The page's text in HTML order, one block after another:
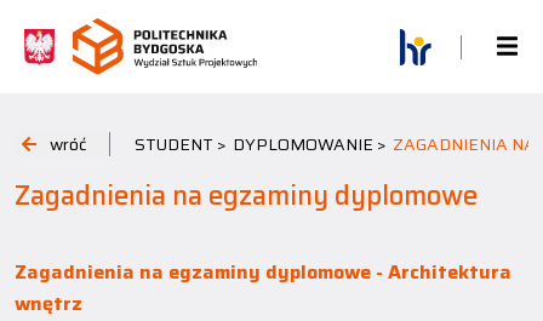
wróć STUDENT > DYPLOMOWANIE > ZAGADNIENIA
Zagadnienia na egzaminy dyplomowe
Zagadnienia na egzaminy dyplomowe - Architektura
wnętrz